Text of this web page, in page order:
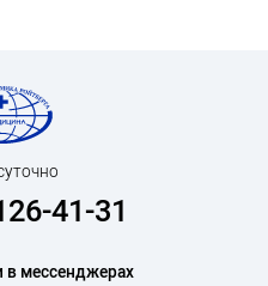
41-31
в мессенджерах